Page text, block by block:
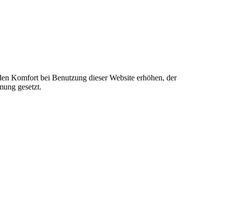
Komfort bei Benutzung dieser Website erhöhen, der
gesetzt.